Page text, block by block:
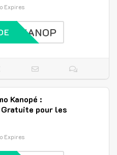
Expires
KANOP
Kanopé :
pour les
Expires